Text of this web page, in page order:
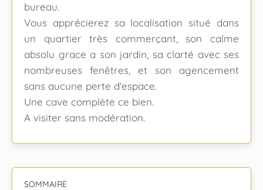
bureau.
Vous apprécierez sa localisation situé dans
un quartier très commerçant, son calme
absolu grace a son jardin, sa clarté avec ses
nombreuses fenêtres, et son agencement
sans aucune perte d'espace.
Une cave complète ce bien.
A visiter sans modération.
SOMMAIRE